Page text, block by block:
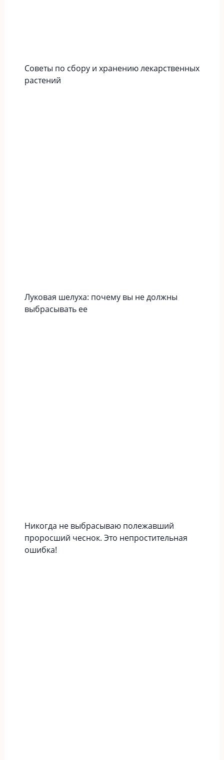
Советы по сбору и хранению лекарственных
растений
Луковая шелуха: почему вы не должны
выбрасывать ее
Никогда не выбрасываю полежавший
проросший чеснок. Это непростительная
ошибка!